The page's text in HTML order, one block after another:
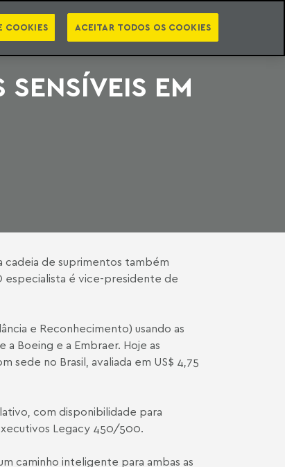
VIDEOCASTS PT EN CATEGORIAS
EM
cadeia de suprimentos também
especialista é vice-presidente de
e Reconhecimento) usando as
Boeing e a Embraer. Hoje as
sede no Brasil, avaliada em US$ 4,75
com disponibilidade para
Legacy 450/500.
caminho inteligente para ambas as
COOKIES ACEITAR TODOS OS COOKIES